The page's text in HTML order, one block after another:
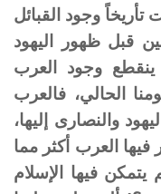
تأريخاً وجود القبائل
قبل ظهور اليهود
ينقطع وجود العرب
الحالي، فالعرب
والنصارى إليها،
فيها العرب أكثر مما
يتمكن فيها الإسلام